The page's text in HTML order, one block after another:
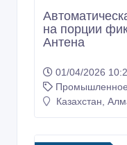
на порции
Антена
01/04/2026
Казахстан,